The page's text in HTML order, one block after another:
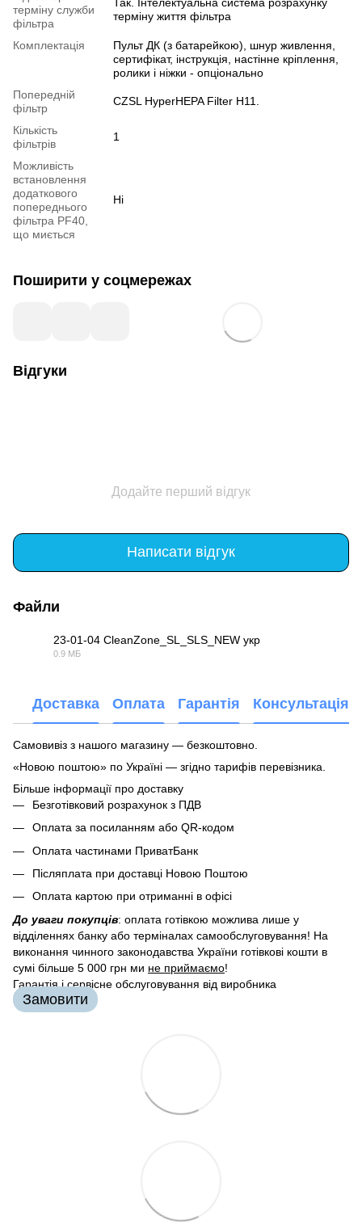
терміну служби
фільтра
терміну життя фільтра
Комплектація
Пульт ДК (з батарейкою), шнур живлення,
сертифікат, інструкція, настінне кріплення,
ролики і ніжки - опціонально
Попередній
фільтр
CZSL HyperHEPA Filter H11.
Кількість
фільтрів
1
Можливість
встановлення
додаткового
попереднього
фільтра PF40,
що миється
Ні
Поширити у соцмережах
Відгуки
Додайте перший відгук
Написати відгук
Файли
23-01-04 CleanZone_SL_SLS_NEW укр
0.9 МБ
Доставка Оплата Гарантія Консультація
Самовивіз з нашого магазину — безкоштовно.
«Новою поштою» по Україні — згідно тарифів перевізника.
Більше інформації про доставку
Безготівковий розрахунок з ПДВ
Оплата за посиланням або QR-кодом
Оплата частинами ПриватБанк
Післяплата при доставці Новою Поштою
Оплата картою при отриманні в офісі
До уваги покупців: оплата готівкою можлива лише у
відділеннях банку або терміналах самообслуговування! На
виконання чинного законодавства України готівкові кошти в
сумі більше 5 000 грн ми не приймаємо!
Гарантія і сервісне обслуговування від виробника
Замовити